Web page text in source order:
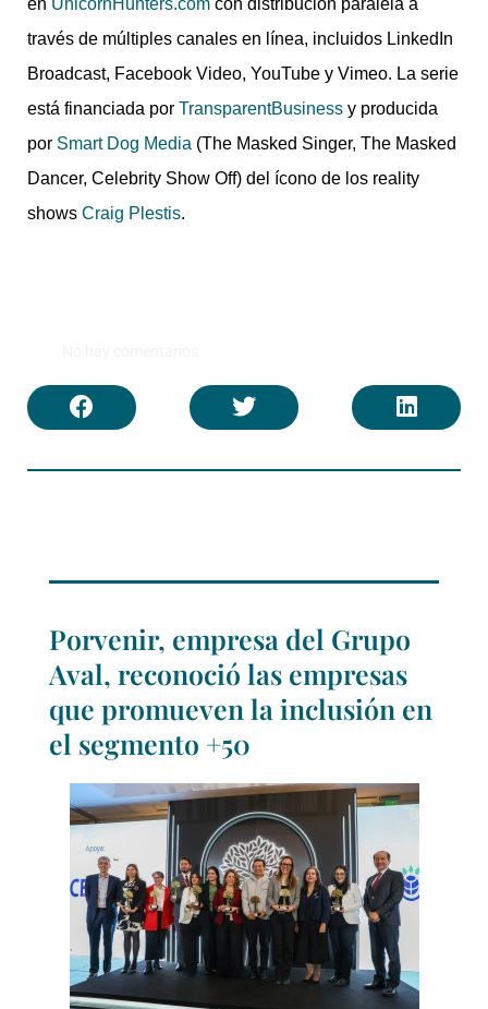
través de múltiples canales en línea, incluidos LinkedIn
Broadcast, Facebook Video, YouTube y Vimeo. La serie
está financiada por TransparentBusiness y producida
por Smart Dog Media (The Masked Singer, The Masked
Dancer, Celebrity Show Off) del ícono de los reality
shows Craig Plestis.
Porvenir, empresa del Grupo
Aval, reconoció las empresas
que promueven la inclusión en
el segmento +50